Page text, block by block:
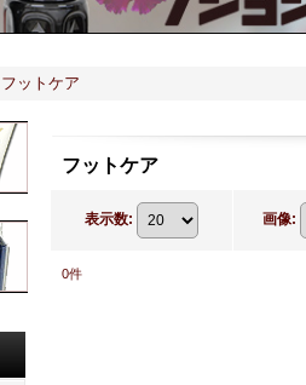
フットケア
フットケア
表示数: 画像:
0件